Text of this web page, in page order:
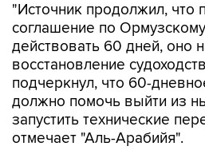
"Источник продолжил, что
соглашение по
действовать 60 дней, оно
восстановление
подчеркнул, что 60-
должно помочь выйти из
запустить технические
отмечает "Аль-Арабийя".